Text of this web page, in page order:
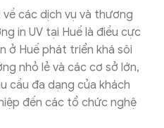
các dịch vụ và thương
in UV tại Huế là điều cực
ở Huế phát triển khá sôi
nhỏ lẻ và các cơ sở lớn,
cầu đa dạng của khách
đến các tổ chức nghệ